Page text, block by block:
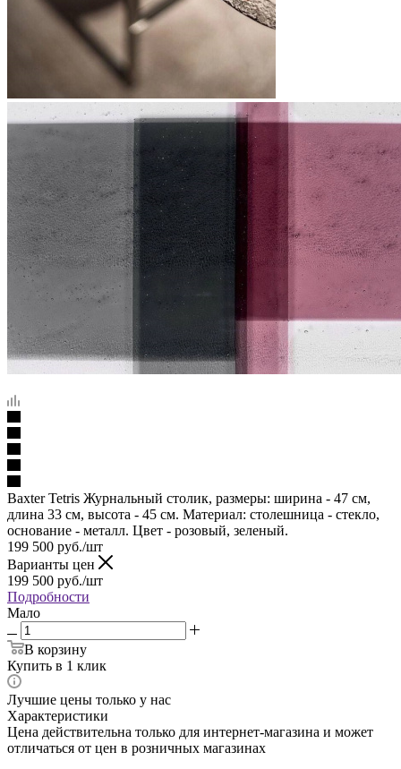
Baxter Tetris Журнальный столик, размеры: ширина - 47 см,
длина 33 см, высота - 45 см. Материал: столешница - стекло,
основание - металл. Цвет - розовый, зеленый.
199 500 руб./шт
Варианты цен
199 500 руб./шт
Подробности
Мало
В корзину
Купить в 1 клик
Лучшие цены только у нас
Характеристики
Цена действительна только для интернет-магазина и может
отличаться от цен в розничных магазинах